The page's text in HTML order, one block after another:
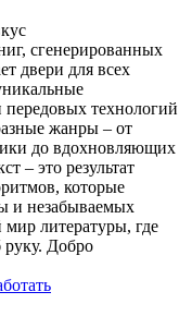
сгенерированных
двери для всех
технологий
жанры – от
до вдохновляющих
– это результат
которые
и незабываемых
литературы, где
руку. Добро